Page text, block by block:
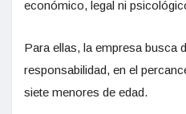
económico, legal ni
Para ellas, la empresa busca
responsabilidad, en el
siete menores de edad.